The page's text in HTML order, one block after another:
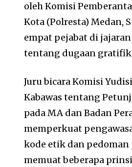
oleh Komisi
Kota (Polresta) Medan,
empat pejabat di
tentang dugaan
Juru bicara Komisi
Kabawas tentang
pada MA dan Badan
memperkuat
kode etik dan pedoman
memuat beberapa